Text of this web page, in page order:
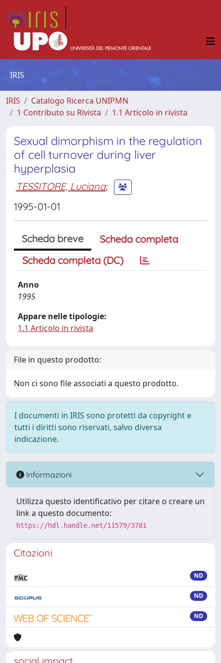
IRIS
IRIS
Catalogo Ricerca UNIPMN
1 Contributo su Rivista
1.1 Articolo in rivista
Sexual dimorphism in the regulation
of cell turnover during liver
hyperplasia
TESSITORE, Luciana;
1995-01-01
Scheda breve
Scheda completa
Scheda completa (DC)
Anno
1995
Appare nelle tipologie:
1.1 Articolo in rivista
File in questo prodotto:
Non ci sono file associati a questo prodotto.
I documenti in IRIS sono protetti da copyright e
tutti i diritti sono riservati, salvo diversa
indicazione.
Informazioni
Utilizza questo identificativo per citare o creare un
link a questo documento:
https://hdl.handle.net/11579/3781
Citazioni
ND
ND
ND